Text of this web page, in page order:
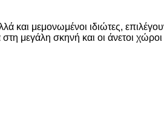
και μεμονωμένοι ιδιώτες,
μεγάλη σκηνή και οι άνετοι